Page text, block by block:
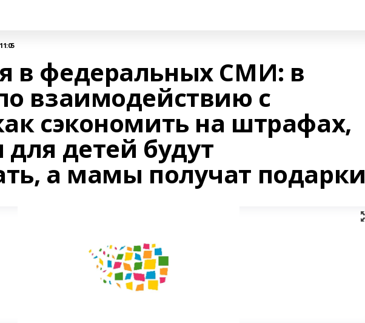
в федеральных СМИ: в
взаимодействию с
сэкономить на штрафах,
детей будут
а мамы получат подарки